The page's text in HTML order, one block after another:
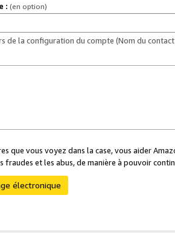
: (en option)
de la configuration du compte (Nom du
que vous voyez dans la case, vous aider
fraudes et les abus, de manière à pouvoir
électronique